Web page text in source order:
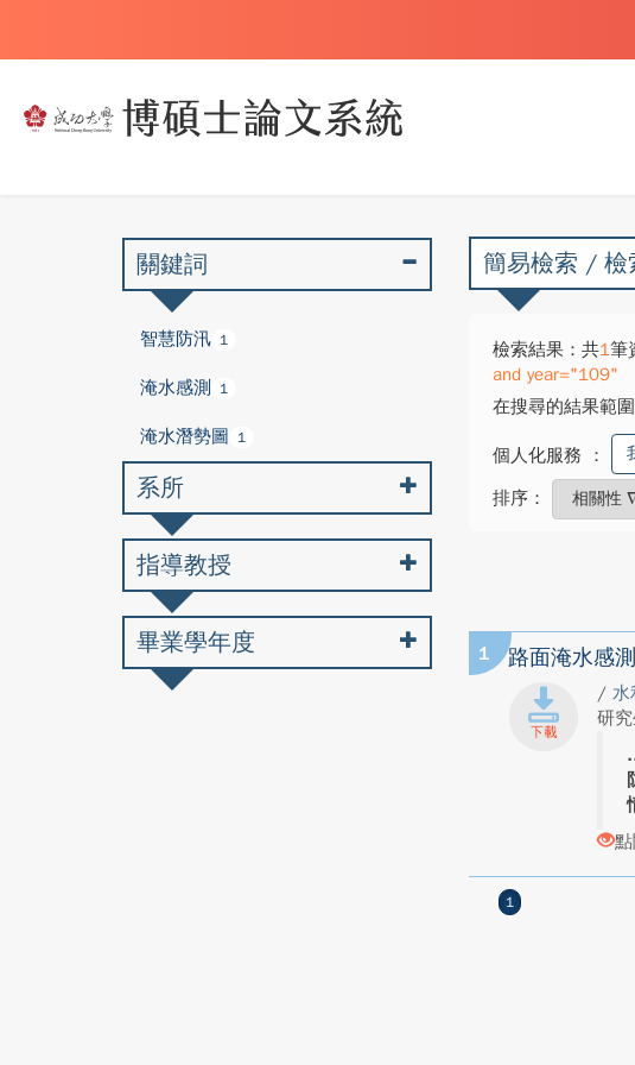
簡易檢索 / 檢
檢索結果：共1筆
and year="109"
在搜尋的結果範
個人化服務 ：
排序：
1 路面淹水感
/ 水
研
1
關鍵詞
智慧防汛 1
淹水感測 1
淹水潛勢圖 1
系所
指導教授
畢業學年度